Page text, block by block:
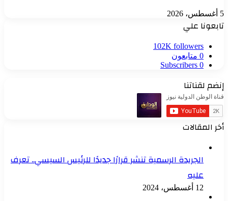
5 أغسطس، 2026
تابعونا علي
102K followers
0 متابعون
0
Subscribers
إنضم لقناتنا
أخر المقالات
الجريدة الرسمية تنشر قرارًا جديدًا للرئيس السيسي.. تعرف
عليه
12 أغسطس، 2024